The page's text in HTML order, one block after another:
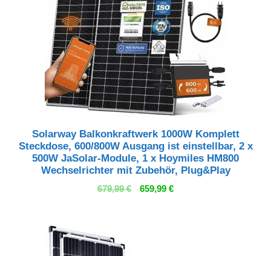
Solarway Balkonkraftwerk 1000W Komplett
Steckdose, 600/800W Ausgang ist einstellbar, 2 x
500W JaSolar-Module, 1 x Hoymiles HM800
Wechselrichter mit Zubehör, Plug&Play
679,99€
Ursprünglicher
659,99 €Aktueller